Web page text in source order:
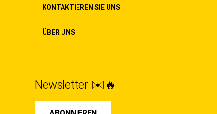
KONTAKTIEREN SIE UNS
ÜBER UNS
Newsletter ✉️🔥